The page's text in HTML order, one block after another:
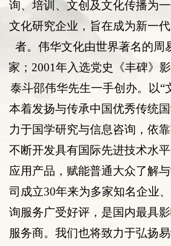
询、 培训、文创及文化传播为
文化研究企业 ，旨在成为新一
者。伟华文化由世界著名的周
家； 2001年入选党史《丰碑》
泰斗邵伟华先生一手创办。以“
本着发扬与传承中国优秀传统
力于国学研究与信息咨询 ，依
不断开发具有国际先进技术水
应用产品，赋能普通大众了解
司 成立30年来为多家知名企业、
询服务广受好评 ，是国内最具
服务商。我们也将致力于弘扬